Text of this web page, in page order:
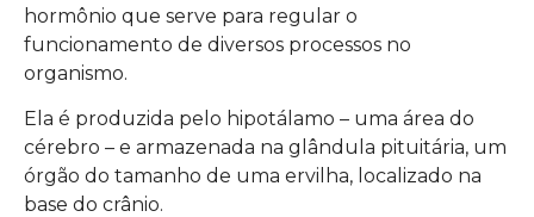
hormônio que serve para regular o
funcionamento de diversos processos no
organismo.
Ela é produzida pelo hipotálamo – uma área do
cérebro – e armazenada na glândula pituitária, um
órgão do tamanho de uma ervilha, localizado na
base do crânio.